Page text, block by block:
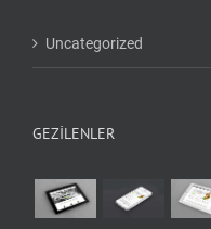
Uncategorized
GEZİLENLER